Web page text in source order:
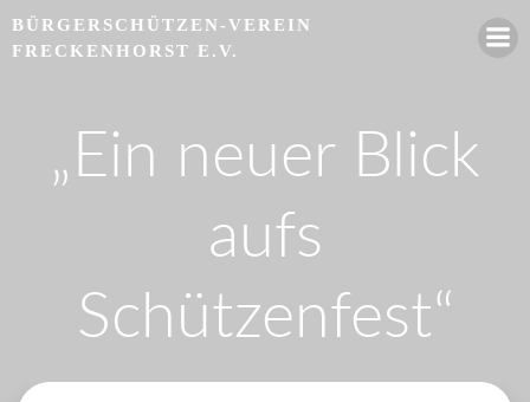
BÜRGERSCHÜTZEN-VEREIN
FRECKENHORST E.V.
„Ein neuer Blick
aufs
Schützenfest“